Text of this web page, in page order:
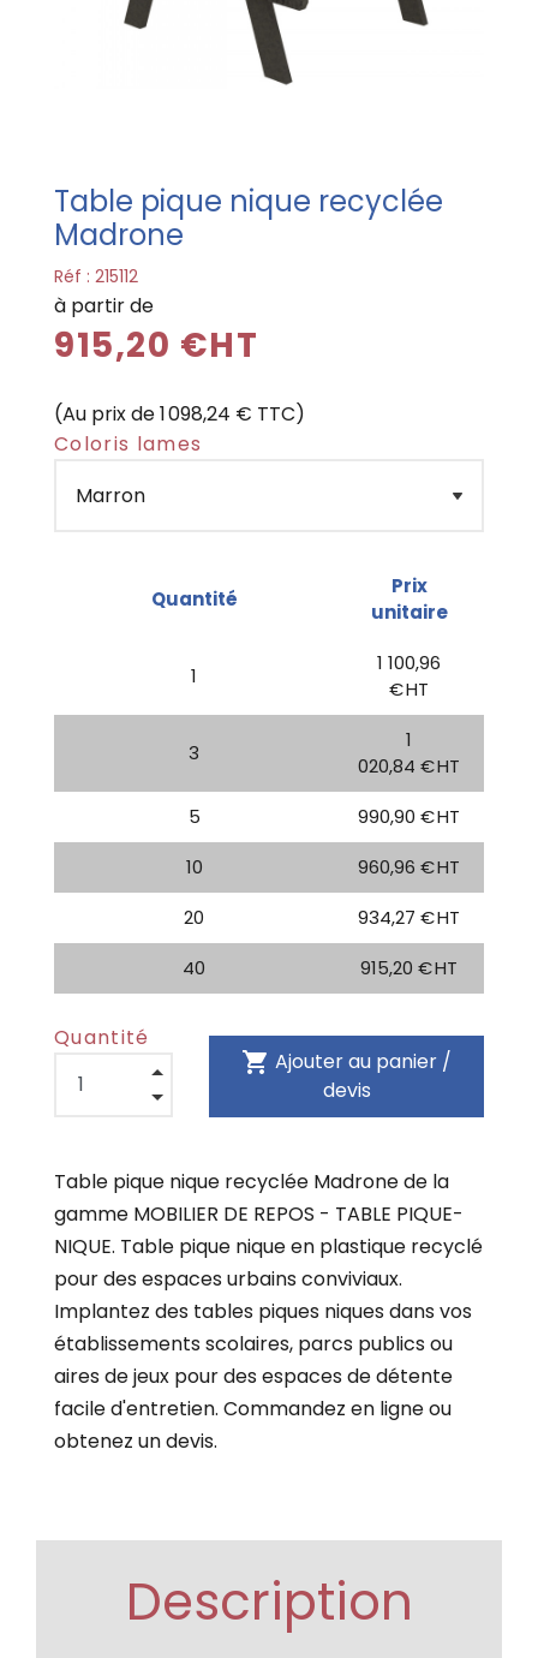
Table pique nique recyclée
Madrone
Réf : 215112
à partir de
915,20 €HT
(Au prix de 1 098,24 € TTC)
Coloris lames
Quantité
Prix
unitaire
1
1 100,96
€ HT
3
1
020,84 € HT
5
990,90 € HT
10
960,96 € HT
20
934,27 € HT
40
915,20 € HT
Quantité
shopping_cart Ajouter au panier /
devis
Table pique nique recyclée Madrone de la
gamme MOBILIER DE REPOS - TABLE PIQUE-
NIQUE. Table pique nique en plastique recyclé
pour des espaces urbains conviviaux.
Implantez des tables piques niques dans vos
établissements scolaires, parcs publics ou
aires de jeux pour des espaces de détente
facile d'entretien. Commandez en ligne ou
obtenez un devis.
Description